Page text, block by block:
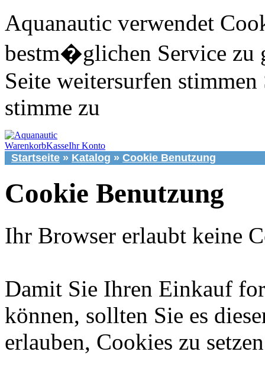
Aquanautic verwendet
bestm�glichen Service zu
Seite weitersurfen stimmen
stimme zu
WarenkorbKasseIhr Konto
Startseite » Katalog » Cookie Benutzung
Cookie Benutzung
Ihr Browser erlaubt keine
Damit Sie Ihren Einkauf
können, sollten Sie es
erlauben, Cookies zu